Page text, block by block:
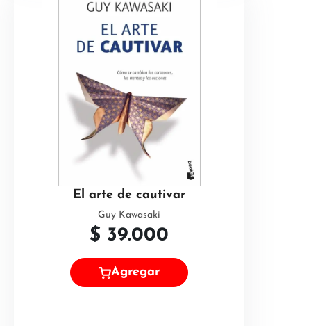
El arte de cautivar
Guy Kawasaki
$ 39.000
Agregar